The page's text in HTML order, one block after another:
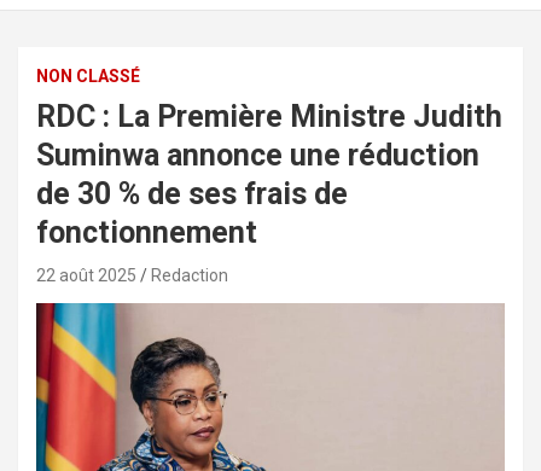
NON CLASSÉ
RDC : La Première Ministre Judith
Suminwa annonce une réduction
de 30 % de ses frais de
fonctionnement
22 août 2025 Redaction